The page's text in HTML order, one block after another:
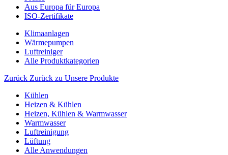
Aus Europa für Europa
ISO-Zertifikate
Klimaanlagen
Wärmepumpen
Luftreiniger
Alle Produktkategorien
Zurück Zurück zu Unsere Produkte
Kühlen
Heizen & Kühlen
Heizen, Kühlen & Warmwasser
Warmwasser
Luftreinigung
Lüftung
Alle Anwendungen